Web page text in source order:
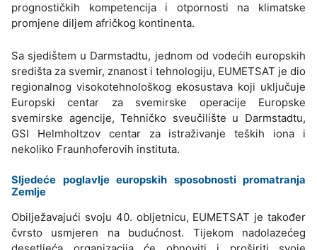
prognostičkih kompetencija i otpornosti na klimatske
promjene diljem afričkog kontinenta.
Sa sjedištem u Darmstadtu, jednom od vodećih europskih
središta za svemir, znanost i tehnologiju, EUMETSAT je dio
regionalnog visokotehnološkog ekosustava koji uključuje
Europski centar za svemirske operacije Europske
svemirske agencije, Tehničko sveučilište u Darmstadtu,
GSI Helmholtzov centar za istraživanje teških iona i
nekoliko Fraunhoferovih instituta.
Sljedeće poglavlje europskih sposobnosti promatranja
Zemlje
Obilježavajući svoju 40. obljetnicu, EUMETSAT je također
čvrsto usmjeren na budućnost. Tijekom nadolazećeg